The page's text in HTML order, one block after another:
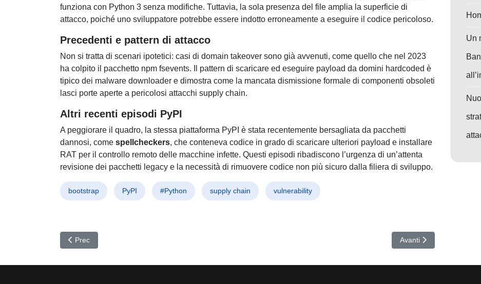
funziona con Python 3 senza modifiche. Tuttavia, la sola presenza del file amplia la superficie di
attacco, poiché uno sviluppatore potrebbe essere indotto erroneamente a eseguire il codice pericoloso.
Precedenti e pattern di attacco
Non si tratta di scenari ipotetici: casi di domain takeover sono già avvenuti, come quello che nel 2023
ha colpito il pacchetto npm fsevents. Il pattern di scaricare ed eseguire payload da domini hardcoded è
tipico dei malware downloader e dimostra come la mancata dismissione formale di componenti obsoleti
lasci porte aperte a pericolosi attacchi supply chain.
Altri recenti episodi PyPI
A peggiorare il quadro, la stessa piattaforma PyPI è stata recentemente bersagliata da pacchetti
dannosi, come spellcheckers, che conteneva codice in grado di scaricare ulteriori payload e installare
RAT per il controllo remoto delle macchine infette. Questi episodi ribadiscono l’urgenza di un’attenta
revisione dei pacchetti legacy e la necessità di rimuovere codice non più sicuro dalla filiera di sviluppo.
bootstrap PyPI #Python supply chain vulnerability
Articolo precedente: Frodi Online Esplosive: Account Rubati e Truffe AI, Perdite per 262 Milioni negli USA
Prec Articolo successivo:
Avanti
Un